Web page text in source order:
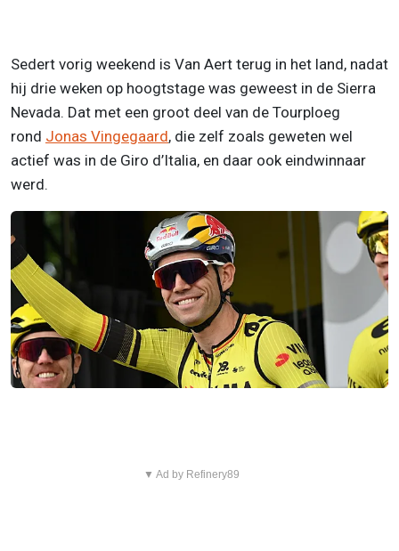
Sedert vorig weekend is Van Aert terug in het land, nadat
hij drie weken op hoogtstage was geweest in de Sierra
Nevada. Dat met een groot deel van de Tourploeg
rond Jonas Vingegaard, die zelf zoals geweten wel
actief was in de Giro d’Italia, en daar ook eindwinnaar
werd.
▼ Ad by Refinery89